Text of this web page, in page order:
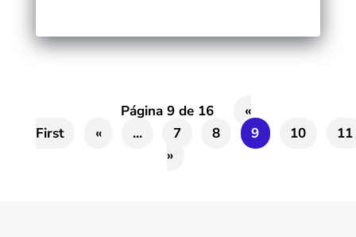
Página 9 de 16
«
First
« ... 7 8 9 10
11
»